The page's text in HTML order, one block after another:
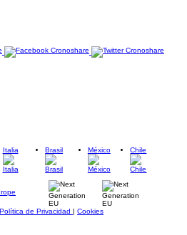
Italia Brasil México Chile
Política de Privacidad | Cookies